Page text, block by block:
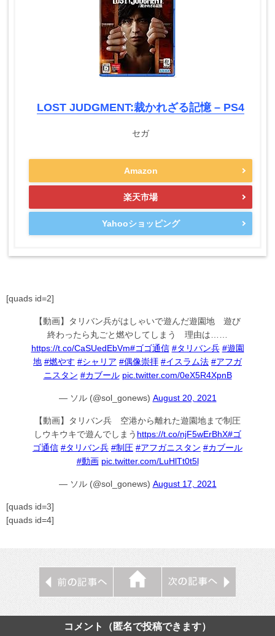
LOST JUDGMENT:裁かれざる記憶 – PS4
セガ
Amazon
楽天市場
Yahooショッピング
[quads id=2]
【動画】タリバン兵がはしゃいで遊んだ遊園地 遊び
終わったら丸ごと燃やしてしまう 理由は……
https://t.co/CaSUedEbVm#ゴゴ通信 #タリバン兵 #遊園
地 #燃やす #シャリア #偶像崇拝 #イスラム法 #アフガ
ニスタン #カブール pic.twitter.com/0eX5R4XpnB
— ソル (@sol_gonews) August 20, 2021
【動画】タリバン兵 空港から離れた遊園地まで制圧
しウキウキで遊んでしまう https://t.co/njF5wErBhX#ゴ
ゴ通信 #タリバン兵 #制圧 #アフガニスタン #カブール
#動画 pic.twitter.com/LuHlTt0t5l
— ソル (@sol_gonews) August 17, 2021
[quads id=3]
[quads id=4]
コメント（匿名で投稿できます）